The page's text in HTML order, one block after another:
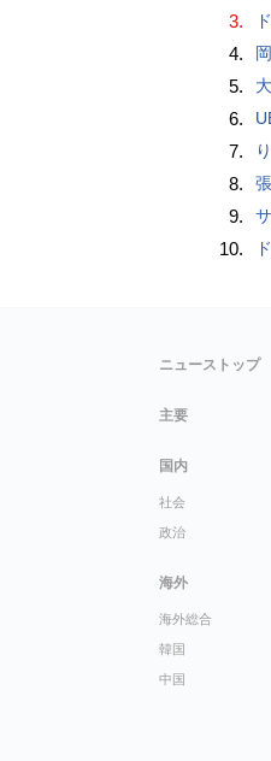
3.
4.
5.
6.
7.
8.
9.
10.
ニューストップ
主要
国内
社会
政治
海外
海外総合
韓国
中国